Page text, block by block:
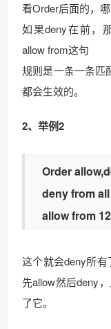
看Order后面的，
如果deny在前，
allow from这句
规则是一条一条匹
都会生效的。
2、举例2
Order
deny from all
allow from
这个就会deny所
先allow然后deny
了它。